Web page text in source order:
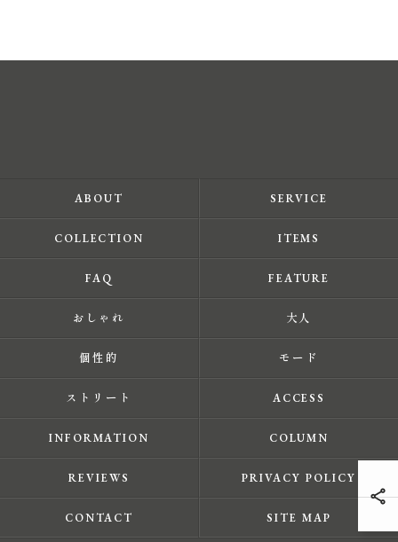
ABOUT SERVICE
COLLECTION ITEMS
FAQ FEATURE
おしゃれ 大人
個性的 モード
ストリート ACCESS
INFORMATION COLUMN
REVIEWS PRIVACY POLICY
CONTACT SITE MAP